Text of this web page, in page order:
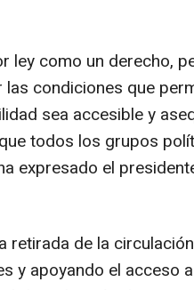
ley como un derecho,
condiciones que
sea accesible y
todos los grupos
expresado el
retirada de la
y apoyando el acceso